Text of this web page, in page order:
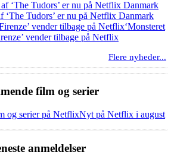
‘The Tudors’ er nu på Netflix Danmark
‘Monsteret
vender tilbage på Netflix
Flere nyheder...
film og serier
Nyt på Netflix i august
anmeldelser